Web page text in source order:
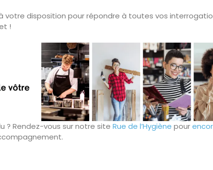
votre disposition pour répondre à toutes vos
!
? Rendez-vous sur notre site Rue de l’Hygiène pour